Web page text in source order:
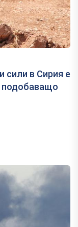
сили в Сирия е
подобаващо